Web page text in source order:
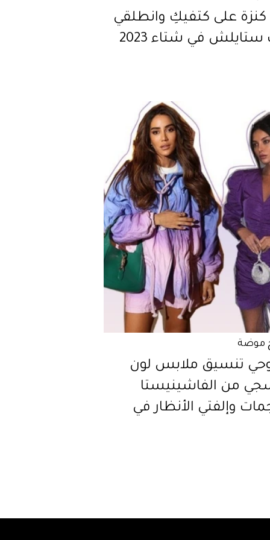
كنزة على كتفيكِ وانطلقي
ستايلش في شتاء 2023
موضة
تنسيق ملابس لون
من الفاشينيستا
وإلفتي الأنظار في